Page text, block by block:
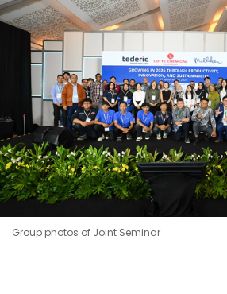
Group photos of Joint Seminar